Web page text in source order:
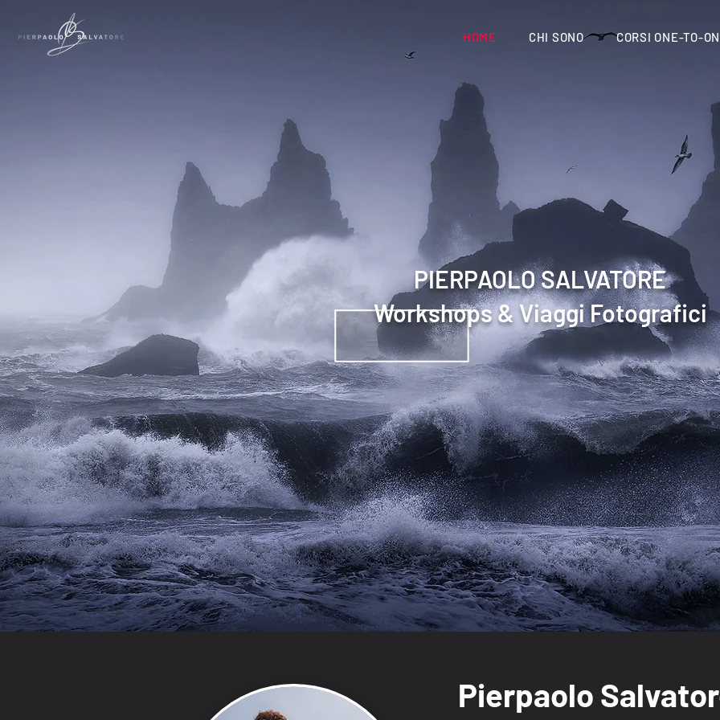
HOME CHI SONO CORSI ONE-TO-
PIERPAOLO SALVATORE
Workshops & Viaggi Fotografici
Pierpaolo